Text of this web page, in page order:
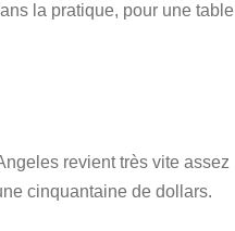
la pratique, pour une table
revient très vite assez
cinquantaine de dollars.